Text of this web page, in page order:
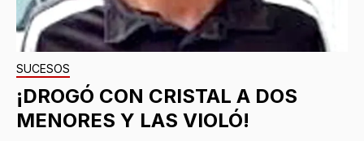
SUCESOS
¡DROGÓ CON CRISTAL A DOS
MENORES Y LAS VIOLÓ!